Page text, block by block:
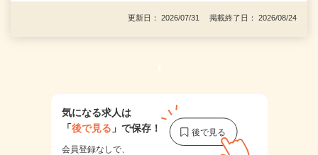
更新日： 2026/07/31 掲載終了日： 2026/08/24
1
気になる求人は
「後で見る 」で保存！
会員登録なしで、